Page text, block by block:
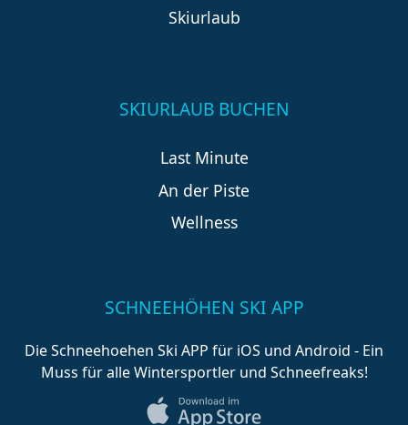
Skiurlaub
SKIURLAUB BUCHEN
Last Minute
An der Piste
Wellness
SCHNEEHÖHEN SKI APP
Die Schneehoehen Ski APP für iOS und Android - Ein
Muss für alle Wintersportler und Schneefreaks!